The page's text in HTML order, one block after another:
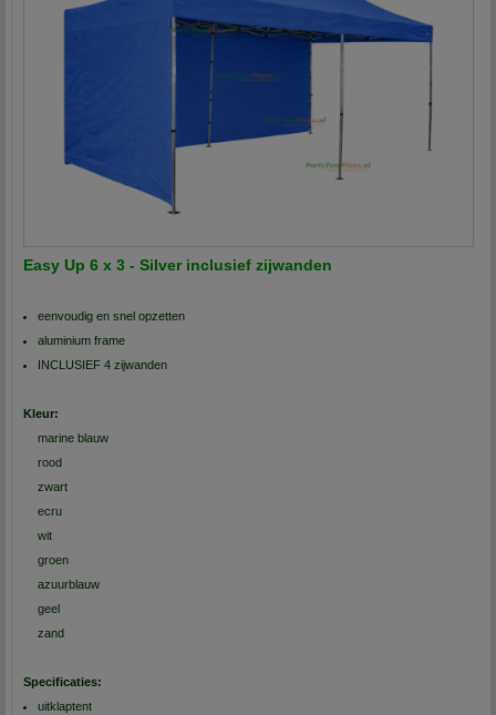
Easy Up 6 x 3 - Silver inclusief zijwanden
eenvoudig en snel opzetten
aluminium frame
INCLUSIEF 4 zijwanden
Kleur:
marine blauw
rood
zwart
ecru
wit
groen
azuurblauw
geel
zand
Specificaties:
uitklaptent